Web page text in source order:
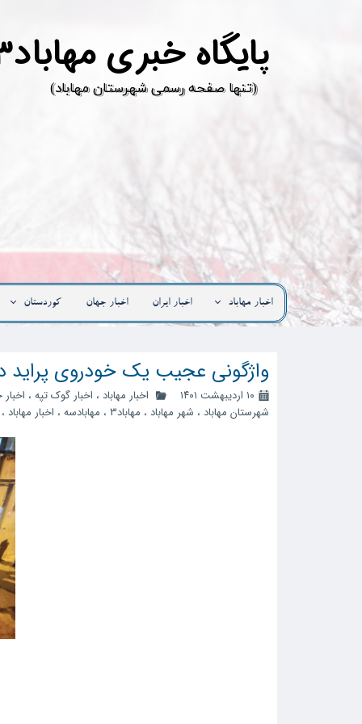
پ
​(تنها صفحه رسمی شهرستان مهاباد)
اخبار مهاباد اخبار ایران اخبار جهان کوردستان
واژگونی عجیب یک خودروی پراید
۱۰ اردیبهشت ۱۴۰۱ اخبار مهاباد ، اخبار گوک تپه ،
شهرستان مهاباد ، شهر مهاباد ، مهاباد3 ، مهابادسه ، اخبار مهاباد